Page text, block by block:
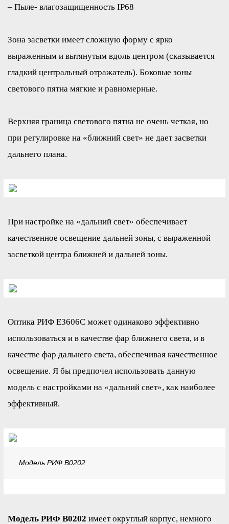
– Пыле- влагозащищенность IP68
Зона засветки имеет сложную форму с ярко
выраженным и вытянутым вдоль центром (сказывается
гладкий центральный отражатель). Боковые зоны
светового пятна мягкие и равномерные.
Верхняя граница светового пятна не очень четкая, но
при регулировке на «ближний свет» не дает засветки
дальнего плана.
При настройке на «дальний свет» обеспечивает
качественное освещение дальней зоны, с выраженной
засветкой центра ближней и дальней зоны.
Оптика РИФ E3606C может одинаково эффективно
использоваться и в качестве фар ближнего света, и в
качестве фар дальнего света, обеспечивая качественное
освещение. Я бы предпочел использовать данную
модель с настройками на «дальний свет», как наиболее
эффективный.
Модель РИФ B0202
Модель РИФ B0202 имеет округлый корпус, немного